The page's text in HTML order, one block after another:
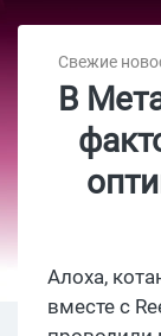
Свежие
В
Алоха,
вместе с